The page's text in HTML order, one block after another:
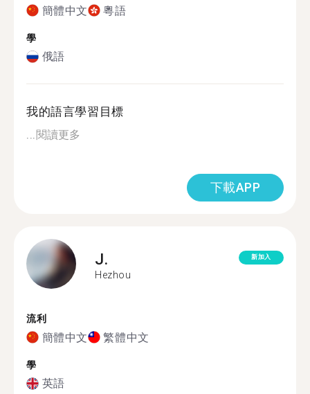
簡體中文 粵語
學
俄語
我的語言學習目標
...閱讀更多
下載APP
J.
Hezhou
新加入
流利
簡體中文 繁體中文
學
英語